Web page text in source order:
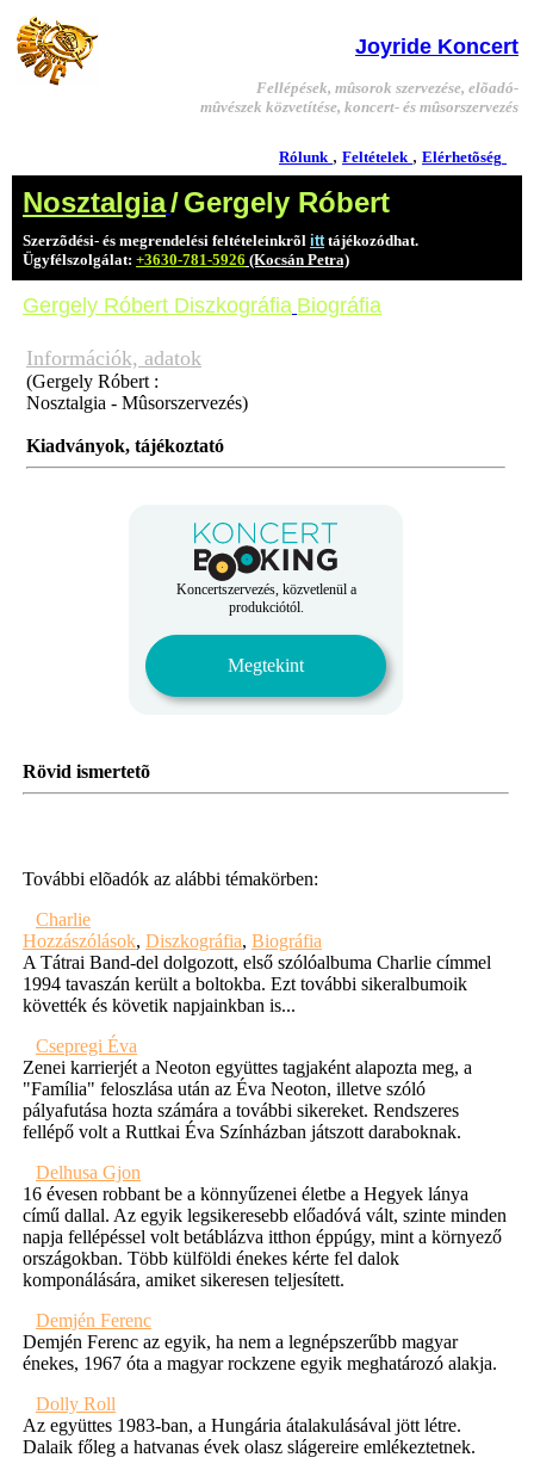
Joyride Koncert
Fellépések, mûsorok szervezése, elõadó-
mûvészek közvetítése, koncert- és mûsorszervezés
Rólunk , Feltételek , Elérhetõség
Nosztalgia/Gergely Róbert
Szerzõdési- és megrendelési feltételeinkrõl itttájékozódhat.
Ügyfélszolgálat: +3630-781-5926 (Kocsán Petra)
Gergely Róbert Diszkográfia Biográfia
Információk, adatok
(Gergely Róbert :
Nosztalgia - Mûsorszervezés)
Kiadványok, tájékoztató
Koncertszervezés, közvetlenül a
produkciótól.
Megtekint
Rövid ismertetõ
További elõadók az alábbi témakörben:
Charlie
Hozzászólások, Diszkográfia, Biográfia
A Tátrai Band-del dolgozott, első szólóalbuma Charlie címmel
1994 tavaszán került a boltokba. Ezt további sikeralbumoik
követték és követik napjainkban is...
Csepregi Éva
Zenei karrierjét a Neoton együttes tagjaként alapozta meg, a
"Família" feloszlása után az Éva Neoton, illetve szóló
pályafutása hozta számára a további sikereket. Rendszeres
fellépő volt a Ruttkai Éva Színházban játszott daraboknak.
Delhusa Gjon
16 évesen robbant be a könnyűzenei életbe a Hegyek lánya
című dallal. Az egyik legsikeresebb előadóvá vált, szinte minden
napja fellépéssel volt betáblázva itthon éppúgy, mint a környező
országokban. Több külföldi énekes kérte fel dalok
komponálására, amiket sikeresen teljesített.
Demjén Ferenc
Demjén Ferenc az egyik, ha nem a legnépszerűbb magyar
énekes, 1967 óta a magyar rockzene egyik meghatározó alakja.
Dolly Roll
Az együttes 1983-ban, a Hungária átalakulásával jött létre.
Dalaik főleg a hatvanas évek olasz slágereire emlékeztetnek.